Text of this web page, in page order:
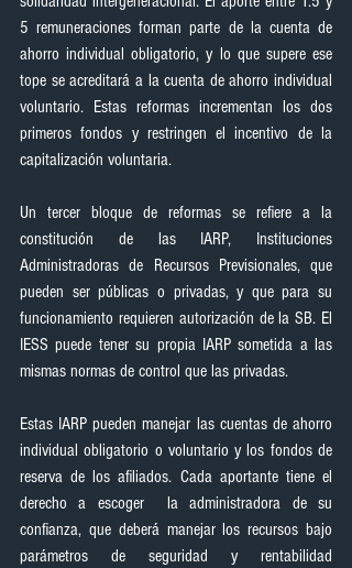
5 remuneraciones forman parte de la cuenta de
ahorro individual obligatorio, y lo que supere ese
tope se acreditará a la cuenta de ahorro individual
voluntario. Estas reformas incrementan los dos
primeros fondos y restringen el incentivo de la
capitalización voluntaria.
Un tercer bloque de reformas se refiere a la
constitución de las IARP, Instituciones
Administradoras de Recursos Previsionales, que
pueden ser públicas o privadas, y que para su
funcionamiento requieren autorización de la SB. El
IESS puede tener su propia IARP sometida a las
mismas normas de control que las privadas.
Estas IARP pueden manejar las cuentas de ahorro
individual obligatorio o voluntario y los fondos de
reserva de los afiliados. Cada aportante tiene el
derecho a escoger  la administradora de su
confianza, que deberá manejar los recursos bajo
parámetros de seguridad y rentabilidad